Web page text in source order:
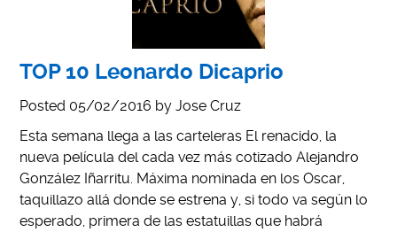
TOP 10 Leonardo Dicaprio
Posted 05/02/2016 byJose Cruz
Esta semana llega a las carteleras El renacido, la
nueva película del cada vez más cotizado Alejandro
González Iñarritu. Máxima nominada en los Oscar,
taquillazo allá donde se estrena y, si todo va según lo
esperado, primera de las estatuillas que habrá